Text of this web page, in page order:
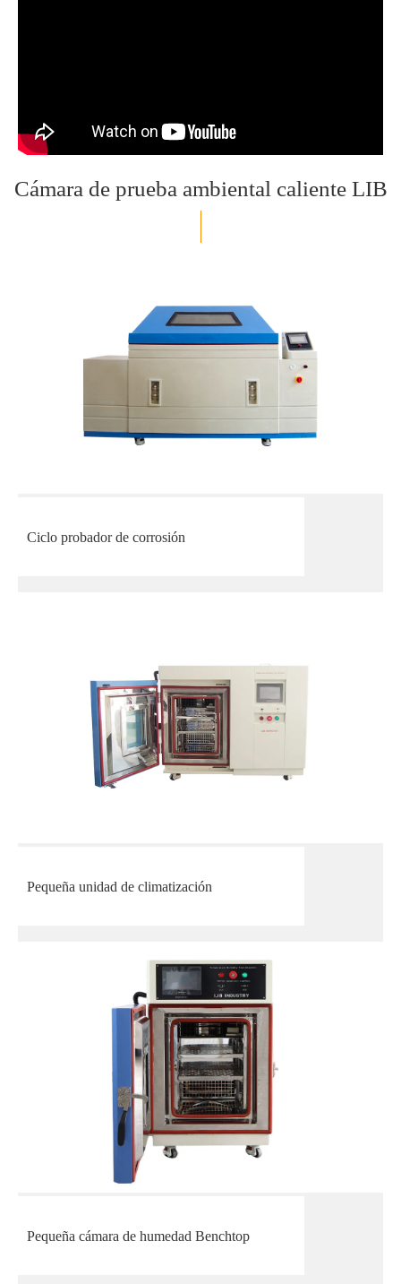
Cámara de prueba ambiental caliente LIB
Ciclo probador de corrosión
Pequeña unidad de climatización
Pequeña cámara de humedad Benchtop